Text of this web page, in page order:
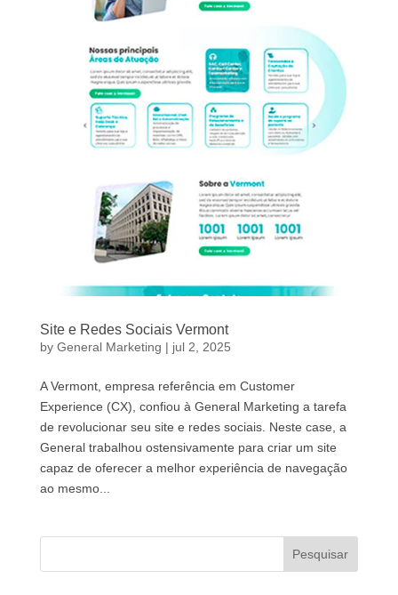
Site e Redes Sociais Vermont
by General Marketing | jul 2, 2025
A Vermont, empresa referência em Customer
Experience (CX), confiou à General Marketing a tarefa
de revolucionar seu site e redes sociais. Neste case, a
General trabalhou ostensivamente para criar um site
capaz de oferecer a melhor experiência de navegação
ao mesmo...
Pesquisar